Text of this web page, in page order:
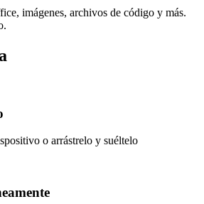
imágenes, archivos de código y más.
o arrástrelo y suéltelo